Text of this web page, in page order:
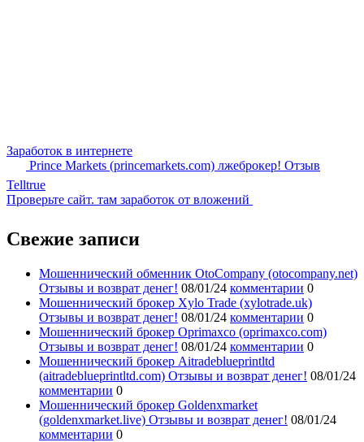
Заработок в интернете
Prince Markets (princemarkets.com) лжеброкер! Отзыв
Telltrue
Проверьте сайт. там заработок от вложений
Свежие записи
Мошеннический обменник OtoCompany (otocompany.net)
Отзывы и возврат денег! 08/01/24 комментарии 0
Мошеннический брокер Xylo Trade (xylotrade.uk)
Отзывы и возврат денег! 08/01/24 комментарии 0
Мошеннический брокер Oprimaxco (oprimaxco.com)
Отзывы и возврат денег! 08/01/24 комментарии 0
Мошеннический брокер Aitradeblueprintltd
(aitradeblueprintltd.com) Отзывы и возврат денег! 08/01/24
комментарии 0
Мошеннический брокер Goldenxmarket
(goldenxmarket.live) Отзывы и возврат денег! 08/01/24
комментарии 0